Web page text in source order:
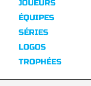
JOUEURS
ÉQUIPES
SÉRIES
LOGOS
TROPHÉES